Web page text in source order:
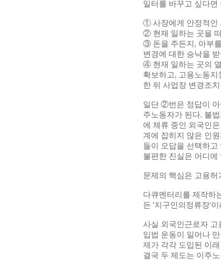
일터를 바꾸고 싶다
① 사장에게 안정적인
② 현재 일하는 곳을
③ 돈을 주든지, 아부
변경에 대한 승낙을
④ 현재 일하는 곳의
확보하고, 고용노동
한 뒤 사업장 변경조
일단 ②번은 정답이 아
주노동자가 된다. 불
에 체류 중인 외국인
계에 잡히지 않은 인
들이 오답을 선택하
불편한 진실은 어디에
문제의 핵심은 고용허
다큐멘터리를 제작하
든 '지구인의정류장'
사실 외국인근로자
입법 운동이 일어나
제가 각각 도입된 이
결국 두 제도는 이주